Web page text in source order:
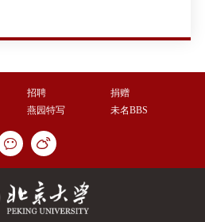
招聘
捐赠
燕园特写 未名BBS